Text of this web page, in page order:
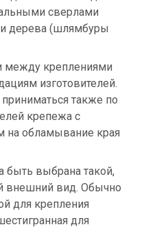
сверлами
дерева (шлямбуры
между креплениями
изготовителей.
также по
крепежа с
на обламывание края
быть выбрана такой,
внешний вид. Обычно
для крепления
для